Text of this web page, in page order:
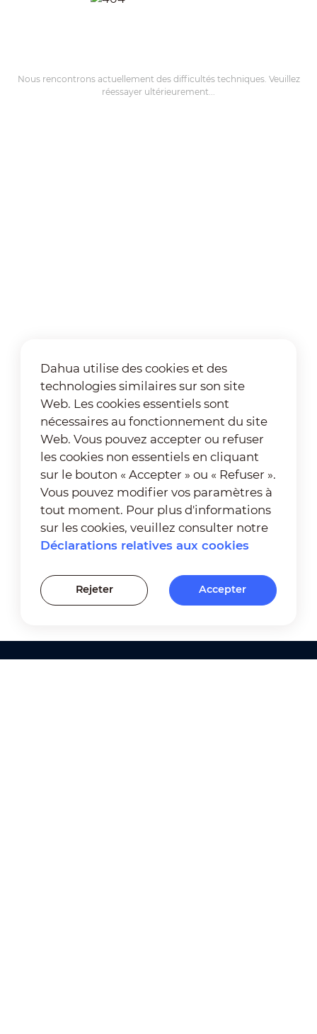
Nous rencontrons actuellement des difficultés techniques. Veuillez
réessayer ultérieurement...
Dahua utilise des cookies et des
technologies similaires sur son site
Web. Les cookies essentiels sont
nécessaires au fonctionnement du site
Web. Vous pouvez accepter ou refuser
les cookies non essentiels en cliquant
sur le bouton « Accepter » ou « Refuser ».
Vous pouvez modifier vos paramètres à
tout moment. Pour plus d'informations
sur les cookies, veuillez consulter notre
Déclarations relatives aux cookies
Rejeter Accepter